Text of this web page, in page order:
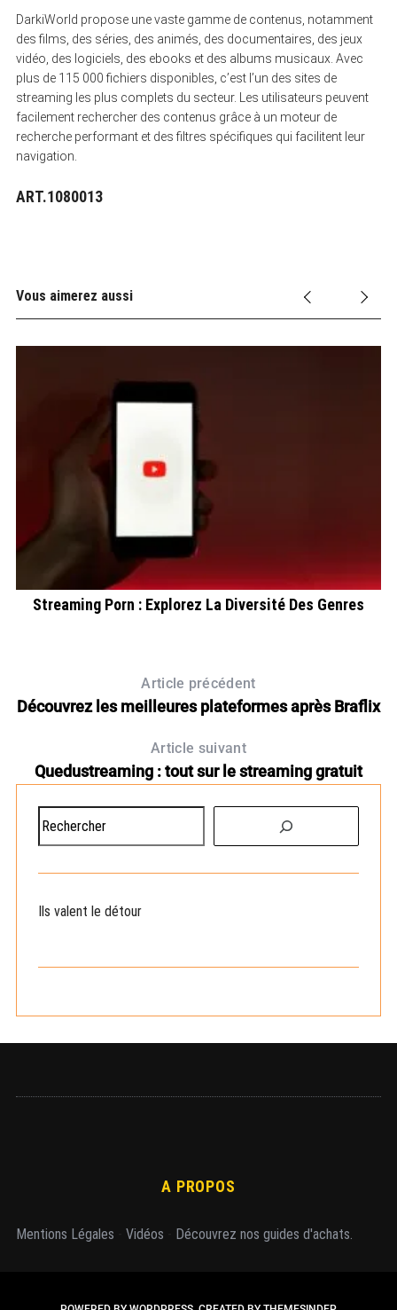
DarkiWorld propose une vaste gamme de contenus, notamment
des films, des séries, des animés, des documentaires, des jeux
vidéo, des logiciels, des ebooks et des albums musicaux. Avec
plus de 115 000 fichiers disponibles, c’est l’un des sites de
streaming les plus complets du secteur. Les utilisateurs peuvent
facilement rechercher des contenus grâce à un moteur de
recherche performant et des filtres spécifiques qui facilitent leur
navigation.
ART.1080013
Vous aimerez aussi
Streaming Porn : Explorez La Diversité Des Genres
Article précédent
Découvrez les meilleures plateformes après Braflix
Article suivant
Quedustreaming : tout sur le streaming gratuit
e
h
r Ils valent le détour
A PROPOS
Mentions Légales Vidéos Découvrez nos guides d'achats.